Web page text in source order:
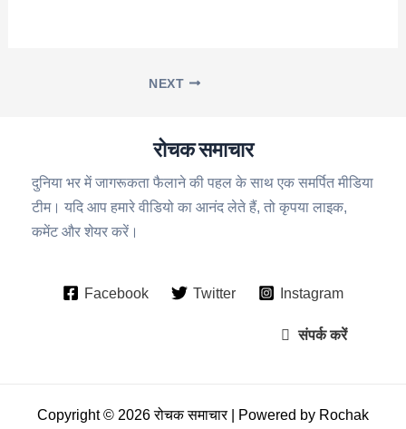
NEXT
रोचक समाचार
दुनिया भर में जागरूकता फैलाने की पहल के साथ एक समर्पित मीडिया
टीम। यदि आप हमारे वीडियो का आनंद लेते हैं, तो कृपया लाइक,
कमेंट और शेयर करें।
Facebook Twitter Instagram
संपर्क करें
Copyright © 2026 रोचक समाचार | Powered by Rochak